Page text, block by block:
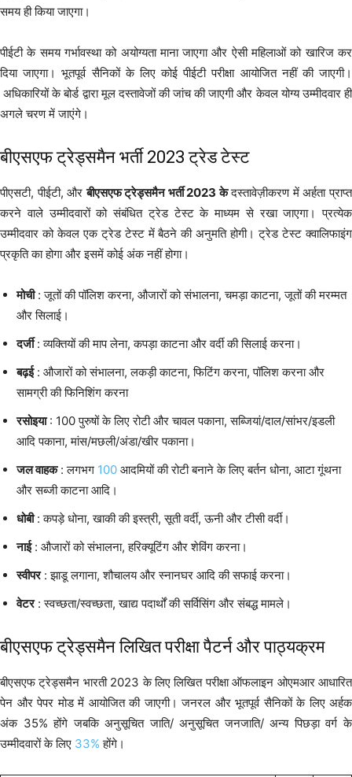
समय ही किया जाएगा।
पीईटी के समय गर्भावस्था को अयोग्यता माना जाएगा और ऐसी महिलाओं को खारिज कर
दिया जाएगा। भूतपूर्व सैनिकों के लिए कोई पीईटी परीक्षा आयोजित नहीं की जाएगी।
अधिकारियों के बोर्ड द्वारा मूल दस्तावेजों की जांच की जाएगी और केवल योग्य उम्मीदवार ही
अगले चरण में जाएंगे।
बीएसएफ ट्रेड्समैन भर्ती 2023 ट्रेड टेस्ट
पीएसटी, पीईटी, औरबीएसएफ ट्रेड्समैन भर्ती 2023 केदस्तावेज़ीकरण में अर्हता प्राप्त
करने वाले उम्मीदवारों को संबंधित ट्रेड टेस्ट के माध्यम से रखा जाएगा। प्रत्येक
उम्मीदवार को केवल एक ट्रेड टेस्ट में बैठने की अनुमति होगी। ट्रेड टेस्ट क्वालिफाइंग
प्रकृति का होगा और इसमें कोई अंक नहीं होगा।
मोची: जूतों की पॉलिश करना, औजारों को संभालना, चमड़ा काटना, जूतों की मरम्मत
और सिलाई।
दर्जी: व्यक्तियों की माप लेना, कपड़ा काटना और वर्दी की सिलाई करना।
बढ़ई: औजारों को संभालना, लकड़ी काटना, फिटिंग करना, पॉलिश करना और
सामग्री की फिनिशिंग करना
रसोइया: 100 पुरुषों के लिए रोटी और चावल पकाना, सब्जियां/दाल/सांभर/इडली
आदि पकाना, मांस/मछली/अंडा/खीर पकाना।
जल वाहक: लगभग 100 आदमियों की रोटी बनाने के लिए बर्तन धोना, आटा गूंथना
और सब्जी काटना आदि।
धोबी: कपड़े धोना, खाकी की इस्त्री, सूती वर्दी, ऊनी और टीसी वर्दी।
नाई: औजारों को संभालना, हरिक्यूटिंग और शेविंग करना।
स्वीपर: झाडू लगाना, शौचालय और स्नानघर आदि की सफाई करना।
वेटर: स्वच्छता/स्वच्छता, खाद्य पदार्थों की सर्विसिंग और संबद्ध मामले।
बीएसएफ ट्रेड्समैन लिखित परीक्षा पैटर्न और पाठ्यक्रम
बीएसएफ ट्रेड्समैन भारती 2023 के लिए लिखित परीक्षा ऑफलाइन ओएमआर आधारित
पेन और पेपर मोड में आयोजित की जाएगी। जनरल और भूतपूर्व सैनिकों के लिए अर्हक
अंक 35% होंगे जबकि अनुसूचित जाति/ अनुसूचित जनजाति/ अन्य पिछड़ा वर्ग के
उम्मीदवारों के लिए 33%होंगे।